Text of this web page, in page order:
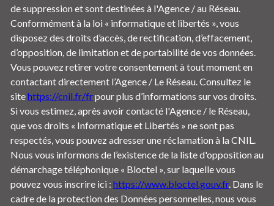
de suppression et sont destinées à l'Agence / au Réseau.
Conformément à la loi « informatique et libertés », vous
disposez des droits d’accès, de rectification, d’effacement,
d’opposition, de limitation et de portabilité de vos données.
Vous pouvez retirer votre consentement à tout moment en
contactant directement l’Agence / Le Réseau. Consultez le
sitehttps://cnil.fr/frpour plus d’informations sur vos droits.
Si vous estimez, après avoir contacté l'Agence / le Réseau,
que vos droits « Informatique et Libertés » ne sont pas
respectés, vous pouvez adresser une réclamation à la CNIL.
Nous vous informons de l’existence de la liste d'opposition au
démarchage téléphonique « Bloctel », sur laquelle vous
pouvez vous inscrire ici : https://www.bloctel.gouv.fr. Dans le
cadre de la protection des Données personnelles, nous vous